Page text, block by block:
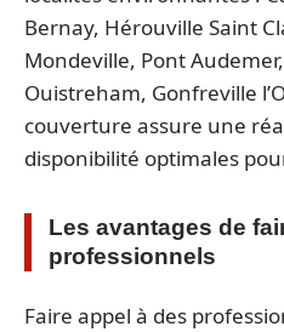
Bernay, Hérouville Saint
Mondeville, Pont
Ouistreham, Gonfreville
couverture assure une
disponibilité optimales
Les avantages de
professionnels
Faire appel à des